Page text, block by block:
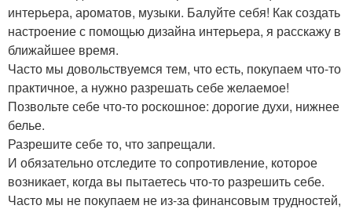
интерьера, ароматов, музыки. Балуйте себя! Как создать
настроение с помощью дизайна интерьера, я расскажу в
ближайшее время.
Часто мы довольствуемся тем, что есть, покупаем что-то
практичное, а нужно разрешать себе желаемое!
Позвольте себе что-то роскошное: дорогие духи, нижнее
белье.
Разрешите себе то, что запрещали.
И обязательно отследите то сопротивление, которое
возникает, когда вы пытаетесь что-то разрешить себе.
Часто мы не покупаем не из-за финансовым трудностей,